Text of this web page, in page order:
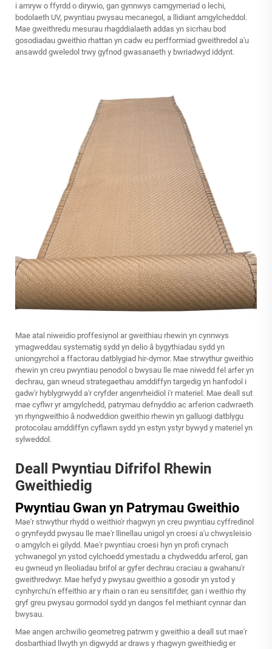
i amryw o ffyrdd o dirywio, gan gynnwys camgymeriad o lechi,
bodolaeth UV, pwyntiau pwysau mecanegol, a llidiant amgylcheddol.
Mae gweithredu mesurau rhagddialaeth addas yn sicrhau bod
gosodiadau gweithio rhattan yn cadw eu perfformiad gweithredol a'u
ansawdd gweledol trwy gyfnod gwasanaeth y bwriadwyd iddynt.
Mae atal niweidio proffesiynol ar gweithiau rhewin yn cynnwys
ymagweddau systematig sydd yn delio â bygythiadau sydd yn
uniongyrchol a ffactorau datblygiad hir-dymor. Mae strwythur gweithio
rhewin yn creu pwyntiau penodol o bwysau lle mae niwedd fel arfer yn
dechrau, gan wneud strategaethau amddiffyn targedig yn hanfodol i
gadw'r hyblygrwydd a'r cryfder angenrheidiol i'r materiel. Mae deall sut
mae cyflwr yr amgylchedd, patrymau defnyddio ac arferion cadwraeth
yn rhyngweithio â nodweddion gweithio rhewin yn galluogi datblygu
protocolau amddiffyn cyflawn sydd yn estyn ystyr bywyd y materiel yn
sylweddol.
Deall Pwyntiau Difrifol Rhewin
Gweithiedig
Pwyntiau Gwan yn Patrymau Gweithio
Mae'r strwythur rhydd o weithio'r rhagwyn yn creu pwyntiau cyffredinol
o grynfeydd pwysau lle mae'r llinellau unigol yn croesi a'u chwysleisio
o amgylch ei gilydd. Mae'r pwyntiau croesi hyn yn profi crynach
ychwanegol yn ystod cylchoedd ymestadu a chydweddu arferol, gan
eu gwneud yn lleoliadau brifol ar gyfer dechrau craciau a gwahanu'r
gweithredwyr. Mae hefyd y pwysau gweithio a gosodir yn ystod y
cynhyrchu'n effeithio ar y rhain o ran eu sensitifder, gan i weithio rhy
gryf greu pwysau gormodol sydd yn dangos fel methiant cynnar dan
bwysau.
Mae angen archwilio geometreg patrwm y gweithio a deall sut mae'r
dosbarthiad llwyth yn digwydd ar draws y rhagwyn gweithiedig er